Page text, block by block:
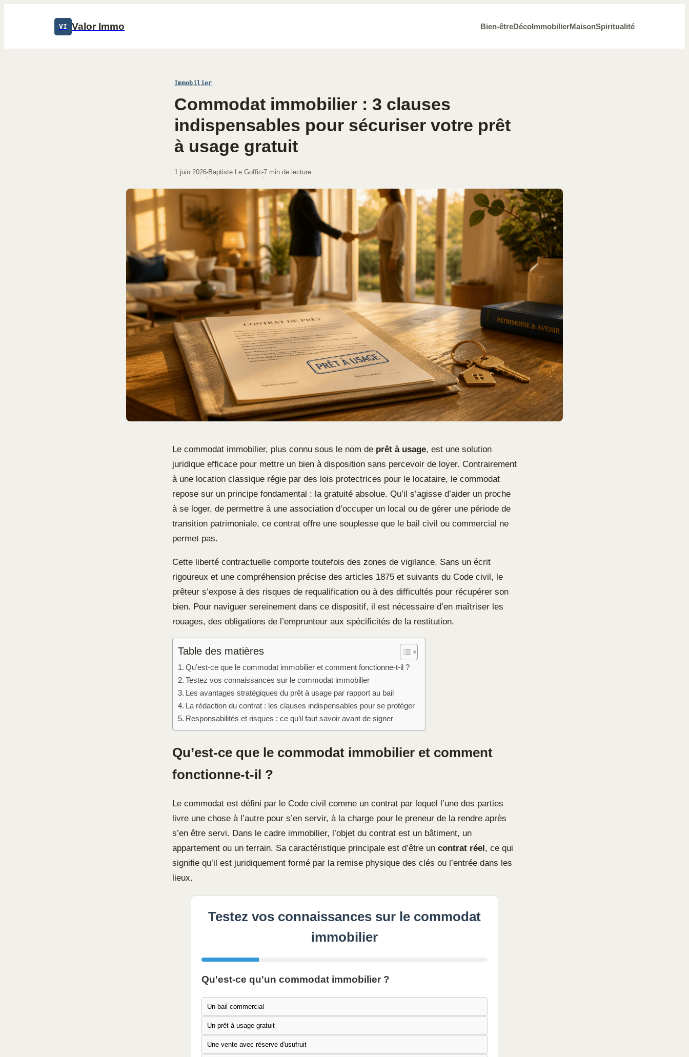
VI Valor Immo Bien-êtreDécoImmobilierMaisonSpiritualité
Immobilier
Commodat immobilier : 3 clauses
indispensables pour sécuriser votre prêt
à usage gratuit
1 juin 2026
·
Baptiste Le Goffic
·
7 min de lecture
Le commodat immobilier, plus connu sous le nom de prêt à usage, est une solution
juridique efficace pour mettre un bien à disposition sans percevoir de loyer. Contrairement
à une location classique régie par des lois protectrices pour le locataire, le commodat
repose sur un principe fondamental : la gratuité absolue. Qu’il s’agisse d’aider un proche
à se loger, de permettre à une association d’occuper un local ou de gérer une période de
transition patrimoniale, ce contrat offre une souplesse que le bail civil ou commercial ne
permet pas.
Cette liberté contractuelle comporte toutefois des zones de vigilance. Sans un écrit
rigoureux et une compréhension précise des articles 1875 et suivants du Code civil, le
prêteur s’expose à des risques de requalification ou à des difficultés pour récupérer son
bien. Pour naviguer sereinement dans ce dispositif, il est nécessaire d’en maîtriser les
rouages, des obligations de l’emprunteur aux spécificités de la restitution.
Table des matières
Qu’est-ce que le commodat immobilier et comment fonctionne-t-il ?
Testez vos connaissances sur le commodat immobilier
Les avantages stratégiques du prêt à usage par rapport au bail
La rédaction du contrat : les clauses indispensables pour se protéger
Responsabilités et risques : ce qu’il faut savoir avant de signer
Qu’est-ce que le commodat immobilier et comment
fonctionne-t-il ?
Le commodat est défini par le Code civil comme un contrat par lequel l’une des parties
livre une chose à l’autre pour s’en servir, à la charge pour le preneur de la rendre après
s’en être servi. Dans le cadre immobilier, l’objet du contrat est un bâtiment, un
appartement ou un terrain. Sa caractéristique principale est d’être un contrat réel, ce qui
signifie qu’il est juridiquement formé par la remise physique des clés ou l’entrée dans les
lieux.
Testez vos connaissances sur le commodat
immobilier
Qu'est-ce qu'un commodat immobilier ?
Un bail commercial
Un prêt à usage gratuit
Une vente avec réserve d'usufruit